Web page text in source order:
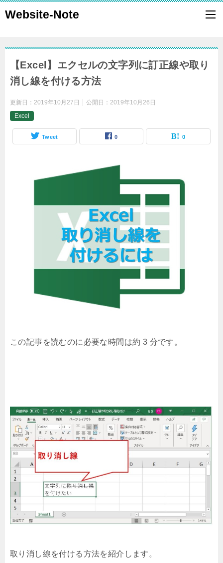
Website-Note
【Excel】エクセルの文字列に訂正線や取り
消し線を付ける方法
更新日： 2019年10月27日 公開日： 2019年10月26日
Excel
Tweet 0 0
この記事を読むのに必要な時間は約 3 分です。
取り消し線を付ける方法を紹介します。